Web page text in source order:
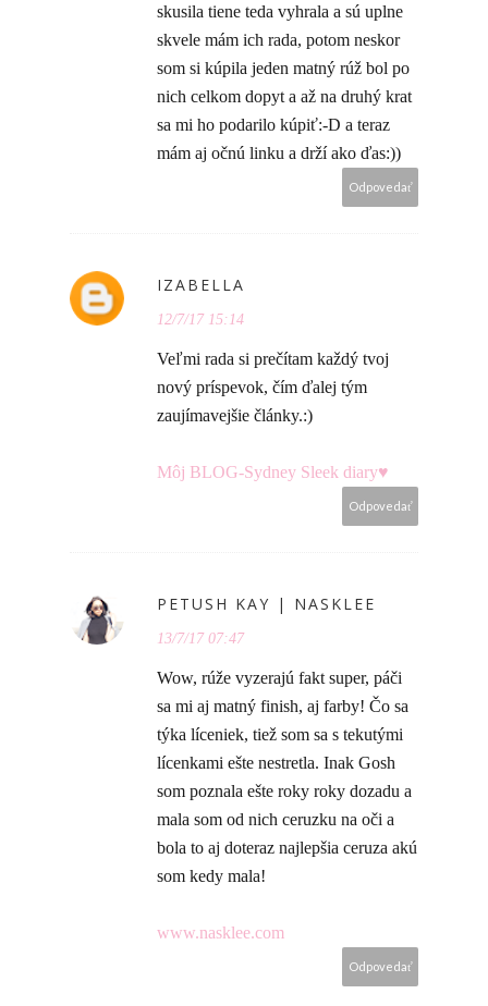
skusila tiene teda vyhrala a sú uplne
skvele mám ich rada, potom neskor
som si kúpila jeden matný rúž bol po
nich celkom dopyt a až na druhý krat
sa mi ho podarilo kúpiť:-D a teraz
mám aj očnú linku a drží ako ďas:))
Odpovedať
IZABELLA
12/7/17 15:14
Veľmi rada si prečítam každý tvoj
nový príspevok, čím ďalej tým
zaujímavejšie články.:)
Môj BLOG-Sydney Sleek diary♥
Odpovedať
PETUSH KAY | NASKLEE
13/7/17 07:47
Wow, rúže vyzerajú fakt super, páči
sa mi aj matný finish, aj farby! Čo sa
týka líceniek, tiež som sa s tekutými
lícenkami ešte nestretla. Inak Gosh
som poznala ešte roky roky dozadu a
mala som od nich ceruzku na oči a
bola to aj doteraz najlepšia ceruza akú
som kedy mala!
www.nasklee.com
Odpovedať